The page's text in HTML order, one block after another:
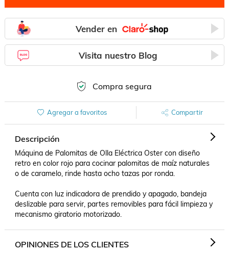
Vender en
Visita nuestro Blog
Compra segura
Agregar a favoritos Compartir
Descripción
Máquina de Palomitas de Olla Eléctrica Oster con diseño
retro en color rojo para cocinar palomitas de maíz naturales
o de caramelo, rinde hasta ocho tazas por ronda.
Cuenta con luz indicadora de prendido y apagado, bandeja
deslizable para servir, partes removibles para fácil limpieza y
mecanismo giratorio motorizado.
OPINIONES DE LOS CLIENTES